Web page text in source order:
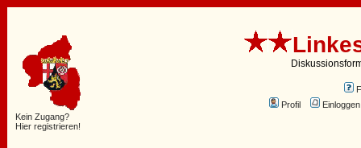
Kein Zugang?
Hier registrieren!
Profil